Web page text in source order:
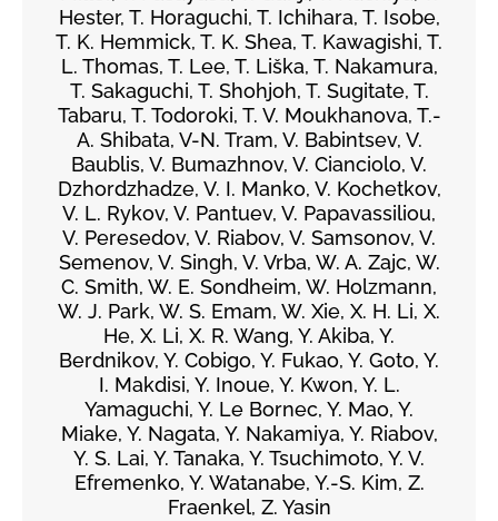
Hester, T. Horaguchi, T. Ichihara, T. Isobe,
T. K. Hemmick, T. K. Shea, T. Kawagishi, T.
L. Thomas, T. Lee, T. Liška, T. Nakamura,
T. Sakaguchi, T. Shohjoh, T. Sugitate, T.
Tabaru, T. Todoroki, T. V. Moukhanova, T.-
A. Shibata, V-N. Tram, V. Babintsev, V.
Baublis, V. Bumazhnov, V. Cianciolo, V.
Dzhordzhadze, V. I. Manko, V. Kochetkov,
V. L. Rykov, V. Pantuev, V. Papavassiliou,
V. Peresedov, V. Riabov, V. Samsonov, V.
Semenov, V. Singh, V. Vrba, W. A. Zajc, W.
C. Smith, W. E. Sondheim, W. Holzmann,
W. J. Park, W. S. Emam, W. Xie, X. H. Li, X.
He, X. Li, X. R. Wang, Y. Akiba, Y.
Berdnikov, Y. Cobigo, Y. Fukao, Y. Goto, Y.
I. Makdisi, Y. Inoue, Y. Kwon, Y. L.
Yamaguchi, Y. Le Bornec, Y. Mao, Y.
Miake, Y. Nagata, Y. Nakamiya, Y. Riabov,
Y. S. Lai, Y. Tanaka, Y. Tsuchimoto, Y. V.
Efremenko, Y. Watanabe, Y.-S. Kim, Z.
Fraenkel, Z. Yasin